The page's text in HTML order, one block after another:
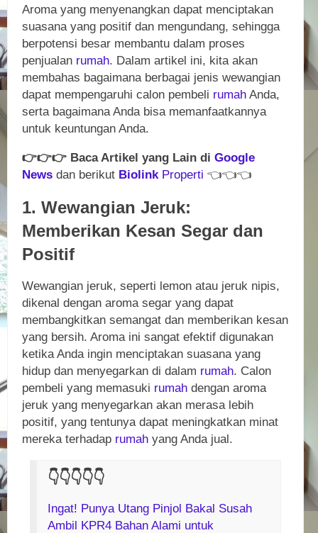
Aroma yang menyenangkan dapat menciptakan
suasana yang positif dan mengundang, sehingga
berpotensi besar membantu dalam proses
penjualan rumah. Dalam artikel ini, kita akan
membahas bagaimana berbagai jenis wewangian
dapat mempengaruhi calon pembeli rumah Anda,
serta bagaimana Anda bisa memanfaatkannya
untuk keuntungan Anda.
👉👉👉 Baca Artikel yang Lain di Google
News dan berikut Biolink Properti 👈👈👈
1. Wewangian Jeruk:
Memberikan Kesan Segar dan
Positif
Wewangian jeruk, seperti lemon atau jeruk nipis,
dikenal dengan aroma segar yang dapat
membangkitkan semangat dan memberikan kesan
yang bersih. Aroma ini sangat efektif digunakan
ketika Anda ingin menciptakan suasana yang
hidup dan menyegarkan di dalam rumah. Calon
pembeli yang memasuki rumah dengan aroma
jeruk yang menyegarkan akan merasa lebih
positif, yang tentunya dapat meningkatkan minat
mereka terhadap rumah yang Anda jual.
👇👇👇👇👇
Ingat! Punya Utang Pinjol Bakal Susah
Ambil KPR4 Bahan Alami untuk